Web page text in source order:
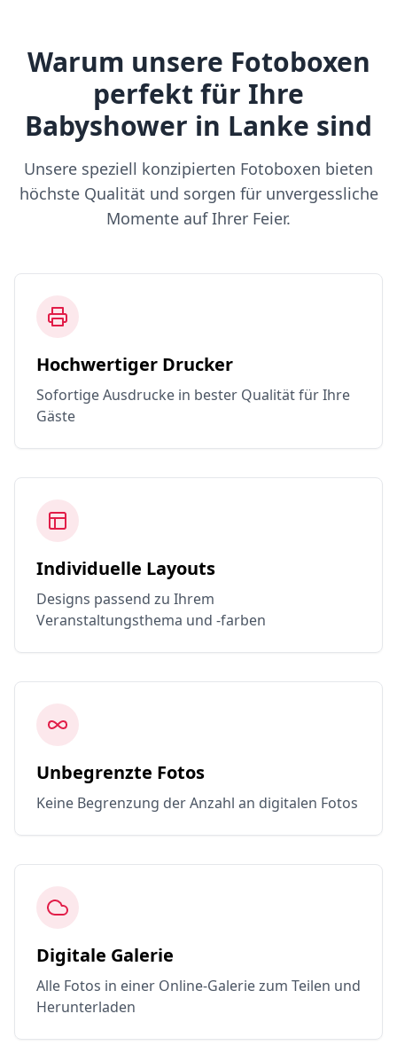
Warum unsere Fotoboxen
perfekt für Ihre
Babyshower in Lanke sind
Unsere speziell konzipierten Fotoboxen bieten
höchste Qualität und sorgen für unvergessliche
Momente auf Ihrer Feier.
Hochwertiger Drucker
Sofortige Ausdrucke in bester Qualität für Ihre
Gäste
Individuelle Layouts
Designs passend zu Ihrem
Veranstaltungsthema und -farben
Unbegrenzte Fotos
Keine Begrenzung der Anzahl an digitalen Fotos
Digitale Galerie
Alle Fotos in einer Online-Galerie zum Teilen und
Herunterladen